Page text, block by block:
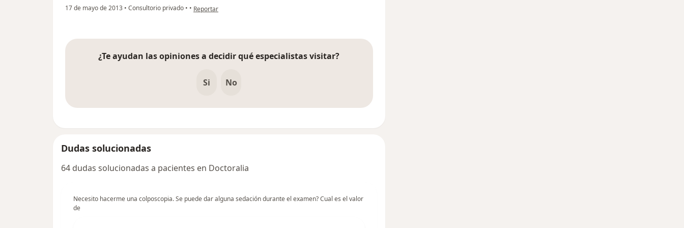
17 de mayo de 2013 • Consultorio privado • • en opinión del usuario anónimo
Reportar
¿Te ayudan las opiniones a decidir qué especialistas visitar?
Si No
Dudas solucionadas
64 dudas solucionadas a pacientes en Doctoralia
Necesito hacerme una colposcopia. Se puede dar alguna sedación durante el examen? Cual es el valor
de